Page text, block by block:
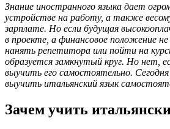
Знание иностранного языка дает
устройстве на работу, а также
зарплате. Но если будущая
в проекте, а финансовое положение
нанять репетитора или пойти на
образуется замкнутый круг. Но нет,
выучить его самостоятельно.
выучить итальянский язык
Зачем учить